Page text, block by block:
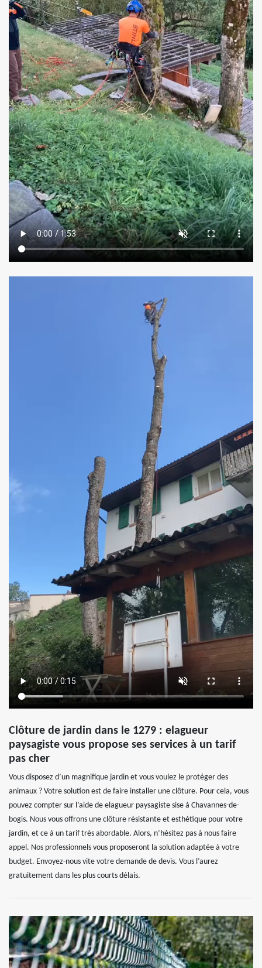
Clôture de jardin dans le 1279 : elagueur
paysagiste vous propose ses services à un tarif
pas cher
Vous disposez d’un magnifique jardin et vous voulez le protéger des
animaux ? Votre solution est de faire installer une clôture. Pour cela, vous
pouvez compter sur l’aide de elagueur paysagiste sise à Chavannes-de-
bogis. Nous vous offrons une clôture résistante et esthétique pour votre
jardin, et ce à un tarif très abordable. Alors, n’hésitez pas à nous faire
appel. Nos professionnels vous proposeront la solution adaptée à votre
budget. Envoyez-nous vite votre demande de devis. Vous l’aurez
gratuitement dans les plus courts délais.